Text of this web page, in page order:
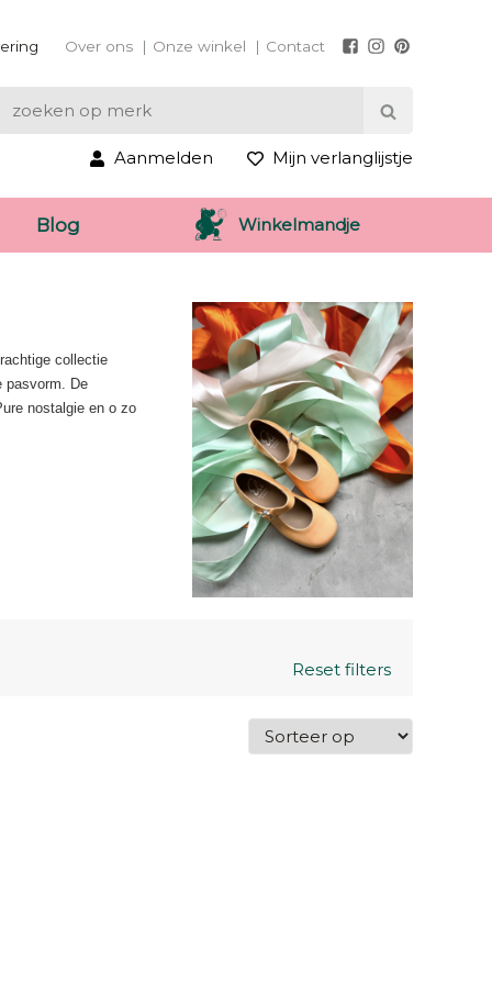
Over ons Onze winkel Contact
Aanmelden Mijn verlanglijstje
Blog Winkelmandje
collectie
pasvorm. De
nostalgie en o zo
Reset filters